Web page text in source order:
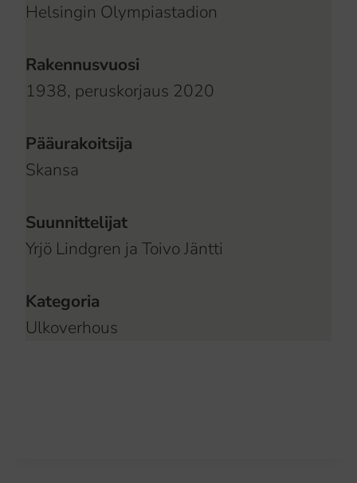
Helsingin Olympiastadion
Rakennusvuosi
1938, peruskorjaus 2020
Pääurakoitsija
Skansa
Suunnittelijat
Yrjö Lindgren ja Toivo Jäntti
Kategoria
Ulkoverhous